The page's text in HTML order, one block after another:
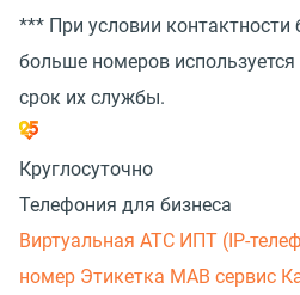
*** При условии контактности
больше номеров
срок их службы.
Круглосуточно
Телефония для бизнеса
Виртуальная АТС ИПТ (IP-
номер Этикетка МАВ сервис